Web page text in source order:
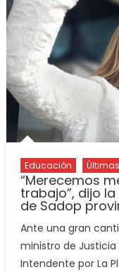
Educación
“Merecemos
trabajo”, dijo
de Sadop
Ante una gran
ministro de
Intendente por La